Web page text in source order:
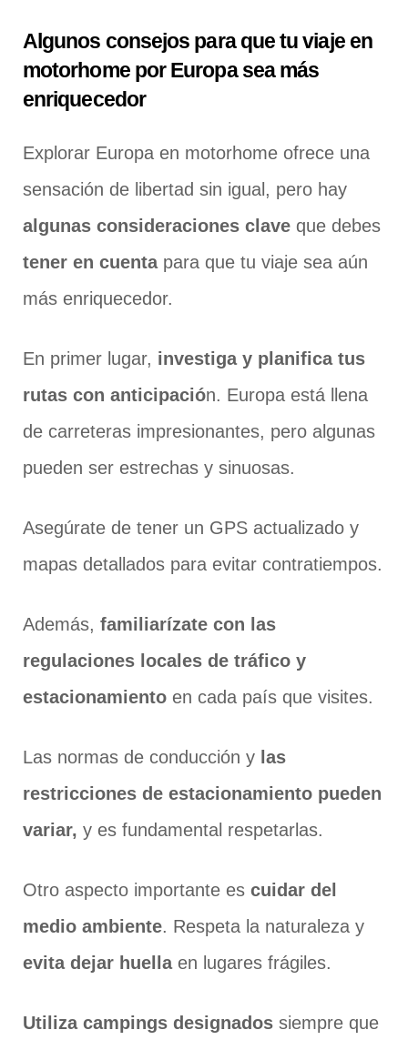
Algunos consejos para que tu viaje en
motorhome por Europa sea más
enriquecedor
Explorar Europa en motorhome ofrece una
sensación de libertad sin igual, pero hay
algunas consideraciones clave que debes
tener en cuenta para que tu viaje sea aún
más enriquecedor.
En primer lugar, investiga y planifica tus
rutas con anticipación. Europa está llena
de carreteras impresionantes, pero algunas
pueden ser estrechas y sinuosas.
Asegúrate de tener un GPS actualizado y
mapas detallados para evitar contratiempos.
Además, familiarízate con las
regulaciones locales de tráfico y
estacionamiento en cada país que visites.
Las normas de conducción y las
restricciones de estacionamiento pueden
variar, y es fundamental respetarlas.
Otro aspecto importante es cuidar del
medio ambiente. Respeta la naturaleza y
evita dejar huellaen lugares frágiles.
Utiliza campings designados siempre que